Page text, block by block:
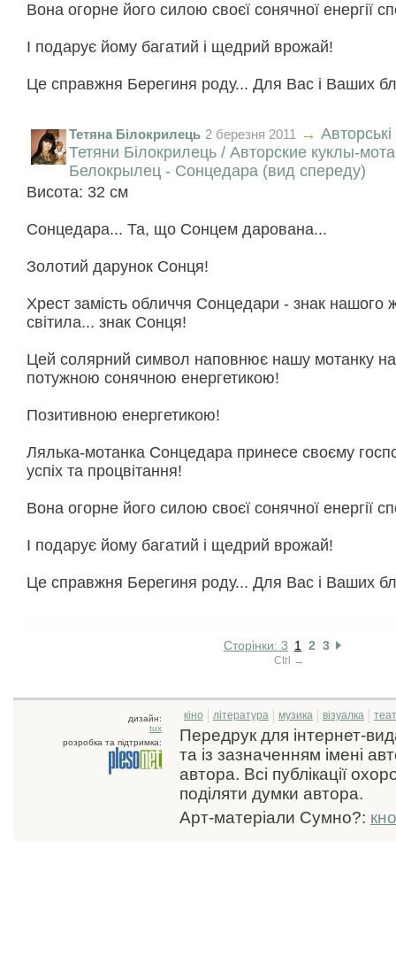
Вона огорне його силою своєї сонячної енергії
І подарує йому багатий і щедрий врожай!
Це справжня Берегиня роду... Для Вас і Ваших
Тетяна Білокрилець 2 березня 2011 →
Тетяни Білокрилець / Авторские куклы-
Белокрылец - Сонцедара (вид спереду)
Висота: 32 см
Сонцедара... Та, що Сонцем дарована...
Золотий дарунок Сонця!
Хрест замість обличчя Сонцедари - знак нашого
світила... знак Сонця!
Цей солярний символ наповнює нашу мотанку
потужною сонячною енергетикою!
Позитивною енергетикою!
Лялька-мотанка Сонцедара принесе своєму
успіх та процвітання!
Вона огорне його силою своєї сонячної енергії
І подарує йому багатий і щедрий врожай!
Це справжня Берегиня роду... Для Вас і Ваших
Сторінки: 3 1 2 3
Ctrl →
дизайн:
tux
розробка та підтримка:
кіно література музика візуалка
Передрук для інтернет-
та із зазначенням імені
автора. Всі публікації
поділяти думки автора.
Арт-матеріали Сумно?: